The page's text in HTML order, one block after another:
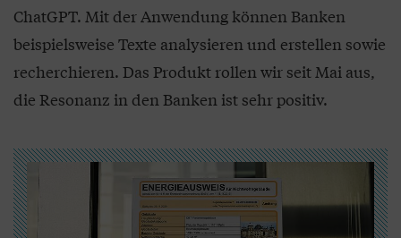
ChatGPT. Mit der Anwendung können Banken
beispielsweise Texte analysieren und erstellen sowie
recherchieren. Das Produkt rollen wir seit Mai aus,
die Resonanz in den Banken ist sehr positiv.